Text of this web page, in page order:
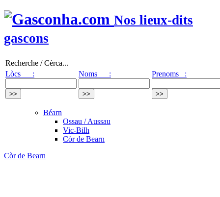
Nos lieux-dits
gascons
Recherche / Cèrca...
Lòcs :
Noms : Prenoms :
Béarn
Ossau / Aussau
Vic-Bilh
Còr de Bearn
Còr de Bearn